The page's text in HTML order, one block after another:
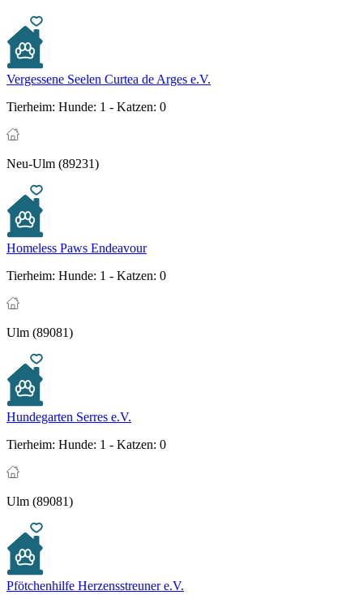
Vergessene Seelen Curtea de Arges e.V.
Tierheim: Hunde: 1 - Katzen: 0
Neu-Ulm (89231)
Homeless Paws Endeavour
Tierheim: Hunde: 1 - Katzen: 0
Ulm (89081)
Hundegarten Serres e.V.
Tierheim: Hunde: 1 - Katzen: 0
Ulm (89081)
Pfötchenhilfe Herzensstreuner e.V.